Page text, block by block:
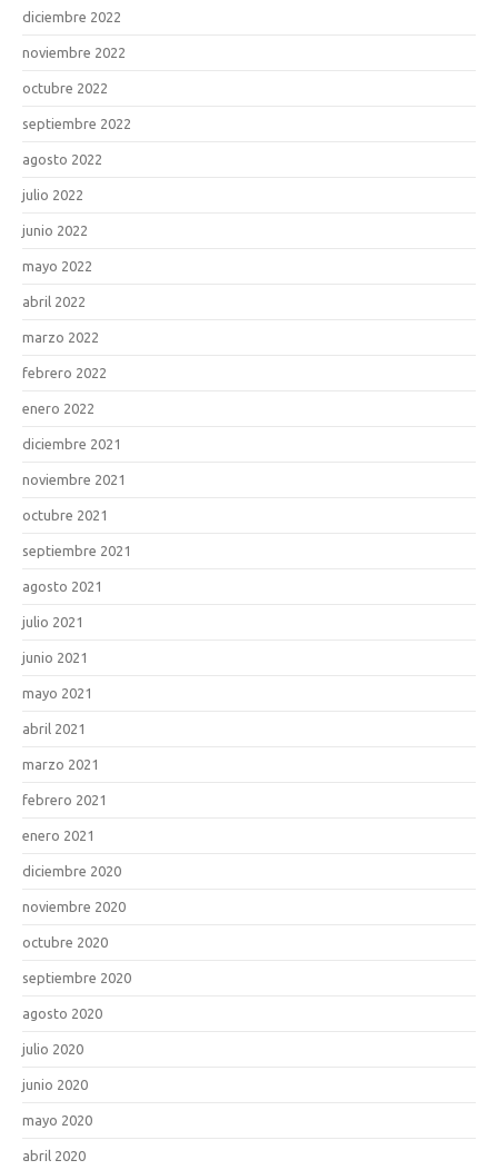
diciembre 2022
noviembre 2022
octubre 2022
septiembre 2022
agosto 2022
julio 2022
junio 2022
mayo 2022
abril 2022
marzo 2022
febrero 2022
enero 2022
diciembre 2021
noviembre 2021
octubre 2021
septiembre 2021
agosto 2021
julio 2021
junio 2021
mayo 2021
abril 2021
marzo 2021
febrero 2021
enero 2021
diciembre 2020
noviembre 2020
octubre 2020
septiembre 2020
agosto 2020
julio 2020
junio 2020
mayo 2020
abril 2020